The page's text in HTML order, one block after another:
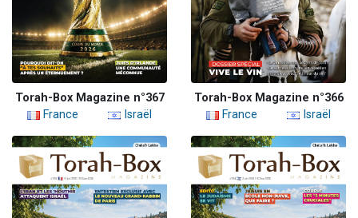
Torah-Box Magazine n°367
France
Israël
Torah-Box Magazine n°366
France
Israël